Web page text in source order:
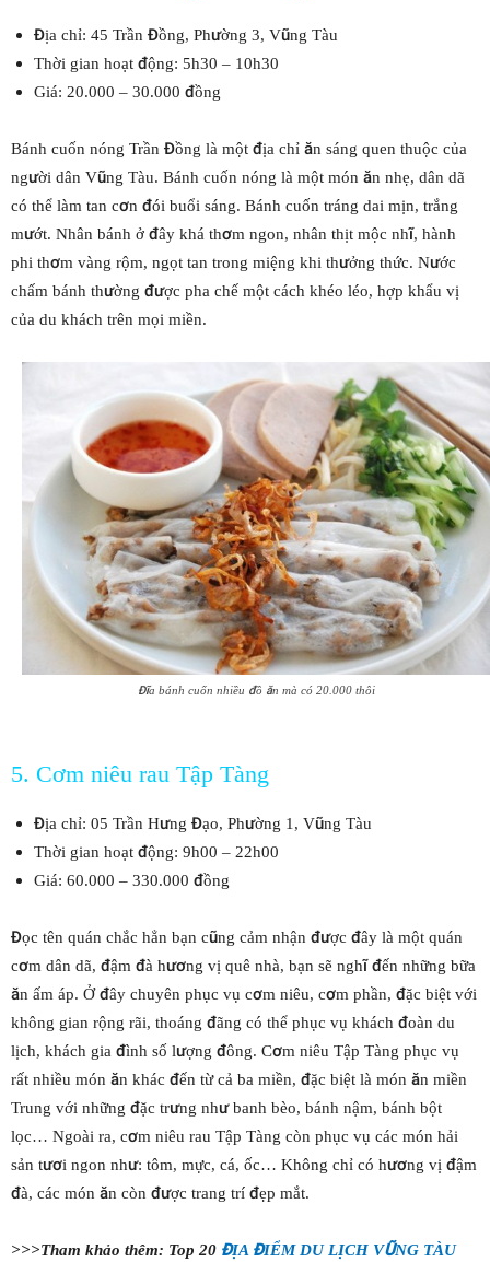
Địa chỉ: 45 Trần Đồng, Phường 3, Vũng Tàu
Thời gian hoạt động: 5h30 – 10h30
Giá: 20.000 – 30.000 đồng
Bánh cuốn nóng Trần Đồng là một địa chỉ ăn sáng quen thuộc của
người dân Vũng Tàu. Bánh cuốn nóng là một món ăn nhẹ, dân dã
có thể làm tan cơn đói buổi sáng. Bánh cuốn tráng dai mịn, trắng
mướt. Nhân bánh ở đây khá thơm ngon, nhân thịt mộc nhĩ, hành
phi thơm vàng rộm, ngọt tan trong miệng khi thưởng thức. Nước
chấm bánh thường được pha chế một cách khéo léo, hợp khẩu vị
của du khách trên mọi miền.
Đĩa bánh cuốn nhiều đồ ăn mà có 20.000 thôi
5. Cơm niêu rau Tập Tàng
Địa chỉ: 05 Trần Hưng Đạo, Phường 1, Vũng Tàu
Thời gian hoạt động: 9h00 – 22h00
Giá: 60.000 – 330.000 đồng
Đọc tên quán chắc hẳn bạn cũng cảm nhận được đây là một quán
cơm dân dã, đậm đà hương vị quê nhà, bạn sẽ nghĩ đến những bữa
ăn ấm áp. Ở đây chuyên phục vụ cơm niêu, cơm phần, đặc biệt với
không gian rộng rãi, thoáng đãng có thể phục vụ khách đoàn du
lịch, khách gia đình số lượng đông. Cơm niêu Tập Tàng phục vụ
rất nhiều món ăn khác đến từ cả ba miền, đặc biệt là món ăn miền
Trung với những đặc trưng như banh bèo, bánh nậm, bánh bột
lọc… Ngoài ra, cơm niêu rau Tập Tàng còn phục vụ các món hải
sản tươi ngon như: tôm, mực, cá, ốc… Không chỉ có hương vị đậm
đà, các món ăn còn được trang trí đẹp mắt.
>>>Tham khảo thêm: Top 20 ĐỊA ĐIỂM DU LỊCH VŨNG TÀU